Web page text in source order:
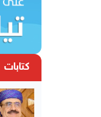
كتابات